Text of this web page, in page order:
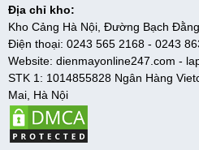
Máy lọc không khí
chức năng" thông minh,
bụi mịn PM2.5, bụi thường
Địa chỉ kho:
Kho Cảng Hà Nội, Đường Bạch
Điện thoại: 0243 565 2168 - 0243
Website: dienmayonline247.com -
STK 1: 1014855828 Ngân Hàng
Mai, Hà Nội